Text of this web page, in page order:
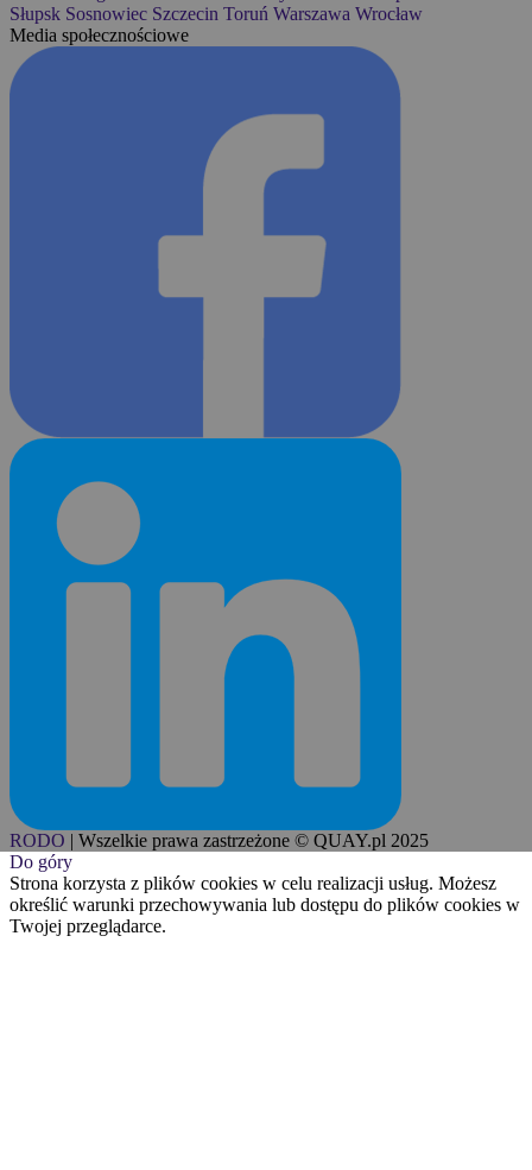
Słupsk Sosnowiec Szczecin Toruń Warszawa Wrocław
Media społecznościowe
RODO | Wszelkie prawa zastrzeżone © QUAY.pl 2025
Do góry
Strona korzysta z plików cookies w celu realizacji usług. Możesz
określić warunki przechowywania lub dostępu do plików cookies w
Twojej przeglądarce.